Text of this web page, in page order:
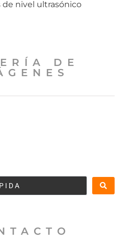
de nivel ultrasónico
DE